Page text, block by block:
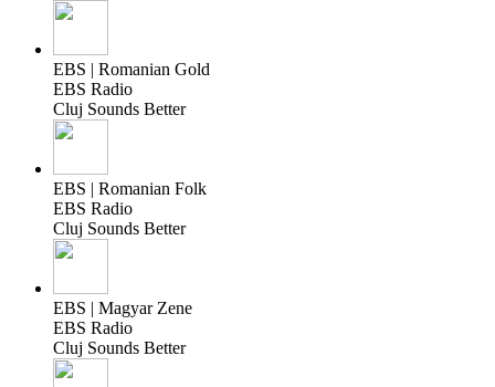
EBS | Romanian Gold
EBS Radio
Cluj Sounds Better
EBS | Romanian Folk
EBS Radio
Cluj Sounds Better
EBS | Magyar Zene
EBS Radio
Cluj Sounds Better